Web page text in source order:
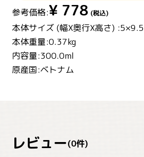
参考価格:¥ 778 (税込)
本体サイズ (幅X奥行X高さ)
本体重量:0.37kg
内容量:300.0ml
原産国:ベトナム
レビュー(0件)